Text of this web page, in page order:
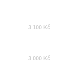
3 100 Kč
3 000 Kč